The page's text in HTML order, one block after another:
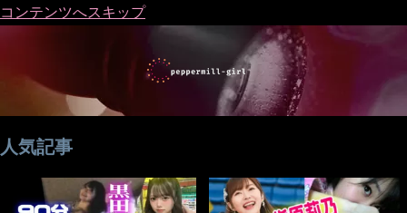
コンテンツへスキップ
人気記事